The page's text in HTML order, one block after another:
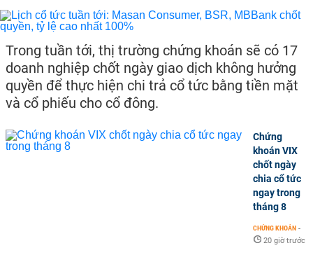
Trong tuần tới, thị trường chứng khoán sẽ có 17
doanh nghiệp chốt ngày giao dịch không hưởng
quyền để thực hiện chi trả cổ tức bằng tiền mặt
và cổ phiếu cho cổ đông.
Chứng
khoán VIX
chốt ngày
chia cổ tức
ngay trong
tháng 8
CHỨNG KHOÁN -
20 giờ trước